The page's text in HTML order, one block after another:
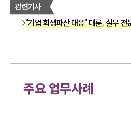
관련기사
"기업 회생파산 대응" 대륜, 실무 전
주요 업무사례